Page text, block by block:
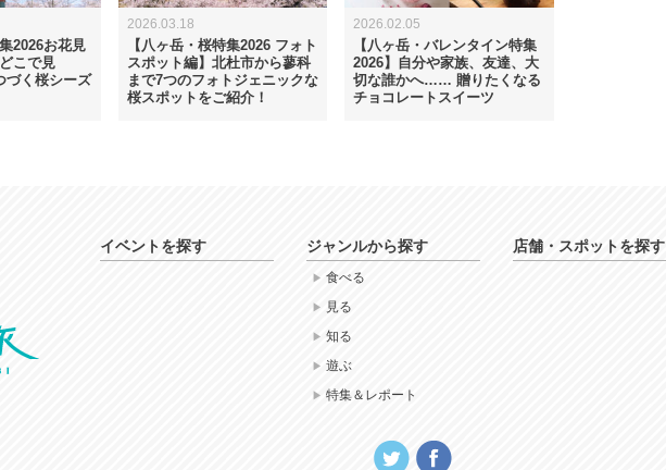
2026お花見
こで見
く桜シーズ
2026.03.18
【八ヶ岳・桜特集2026 フォト
スポット編】北杜市から蓼科
まで7つのフォトジェニックな
桜スポットをご紹介！
2026.02.05
【八ヶ岳・バレンタイン特集
2026】自分や家族、友達、大
切な誰かへ…… 贈りたくなる
チョコレートスイーツ
イベントを探す ジャンルから探す
食べる
見る
知る
遊ぶ
特集＆レポート
店舗・スポットを探す